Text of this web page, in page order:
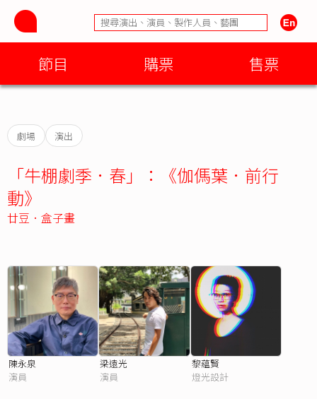
節目 購票 售票
劇場 演出
「牛棚劇季．春」：《伽傌葉．前行
動》
廿豆．盒子畫
陳永泉
演員
梁遠光
演員
黎蘊賢
燈光設計